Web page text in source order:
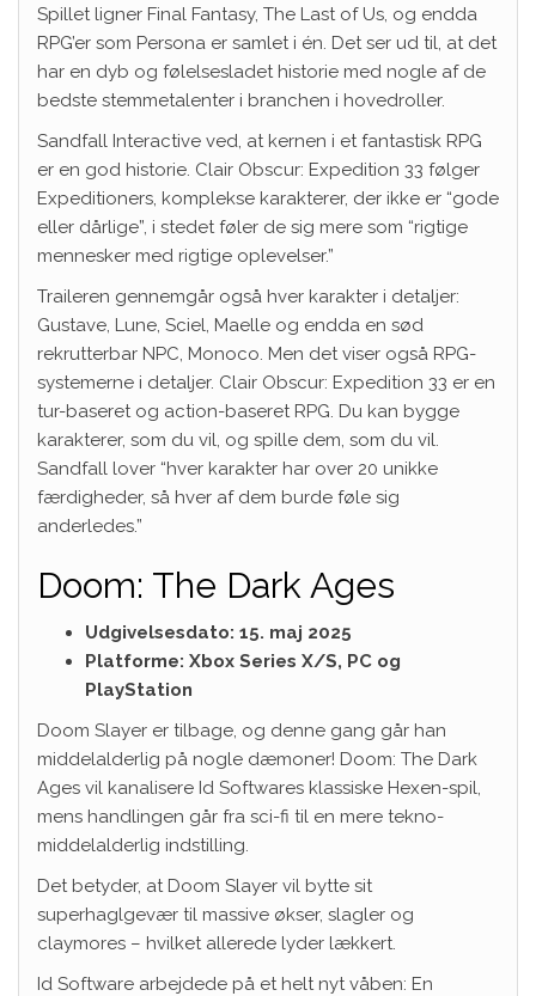
Spillet ligner Final Fantasy, The Last of Us, og endda
RPG’er som Persona er samlet i én. Det ser ud til, at det
har en dyb og følelsesladet historie med nogle af de
bedste stemmetalenter i branchen i hovedroller.
Sandfall Interactive ved, at kernen i et fantastisk RPG
er en god historie. Clair Obscur: Expedition 33 følger
Expeditioners, komplekse karakterer, der ikke er “gode
eller dårlige”, i stedet føler de sig mere som “rigtige
mennesker med rigtige oplevelser.”
Traileren gennemgår også hver karakter i detaljer:
Gustave, Lune, Sciel, Maelle og endda en sød
rekrutterbar NPC, Monoco. Men det viser også RPG-
systemerne i detaljer. Clair Obscur: Expedition 33 er en
tur-baseret og action-baseret RPG. Du kan bygge
karakterer, som du vil, og spille dem, som du vil.
Sandfall lover “hver karakter har over 20 unikke
færdigheder, så hver af dem burde føle sig
anderledes.”
Doom: The Dark Ages
Udgivelsesdato: 15. maj 2025
Platforme: Xbox Series X/S, PC og
PlayStation
Doom Slayer er tilbage, og denne gang går han
middelalderlig på nogle dæmoner! Doom: The Dark
Ages vil kanalisere Id Softwares klassiske Hexen-spil,
mens handlingen går fra sci-fi til en mere tekno-
middelalderlig indstilling.
Det betyder, at Doom Slayer vil bytte sit
superhaglgevær til massive økser, slagler og
claymores – hvilket allerede lyder lækkert.
Id Software arbejdede på et helt nyt våben: En